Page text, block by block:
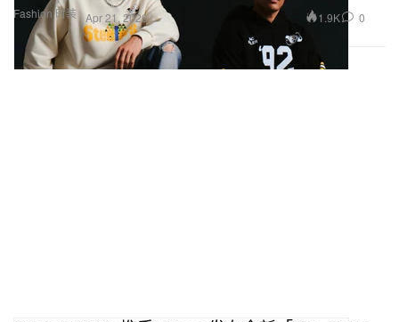
Fashion 时装 Apr 21, 2026 1.9K 0